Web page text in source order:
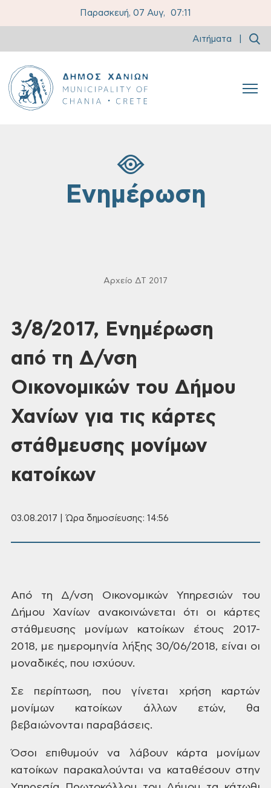
Παρασκευή, 07 Αυγ, 07:11
Αιτήματα
Ενημέρωση
Αρχείο ΔΤ 2017
3/8/2017, Ενημέρωση
από τη Δ/νση
Οικονομικών του Δήμου
Χανίων για τις κάρτες
στάθμευσης μονίμων
κατοίκων
03.08.2017 | Ώρα δημοσίευσης: 14:56
Από τη Δ/νση Οικονομικών Υπηρεσιών του
Δήμου Χανίων ανακοινώνεται ότι οι κάρτες
στάθμευσης μονίμων κατοίκων έτους 2017-
2018, με ημερομηνία λήξης 30/06/2018, είναι οι
μοναδικές, που ισχύουν.
Σε περίπτωση, που γίνεται χρήση καρτών
μονίμων κατοίκων άλλων ετών, θα
βεβαιώνονται παραβάσεις.
Όσοι επιθυμούν να λάβουν κάρτα μονίμων
κατοίκων παρακαλούνται να καταθέσουνστην